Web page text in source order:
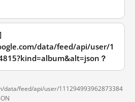
data/feed/api/user/1
？
data/feed/api/user/111294993962873384